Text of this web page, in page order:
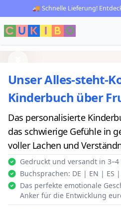
🚚 Schnelle Lieferung!
Unser Alles-steht-
Kinderbuch über
Das personalisierte
das schwierige Gefühle in
voller Lachen und
Gedruckt und versandt in 3–4
Buchsprachen: DE | EN | ES
Das perfekte emotionale
Anker für die Entwicklung